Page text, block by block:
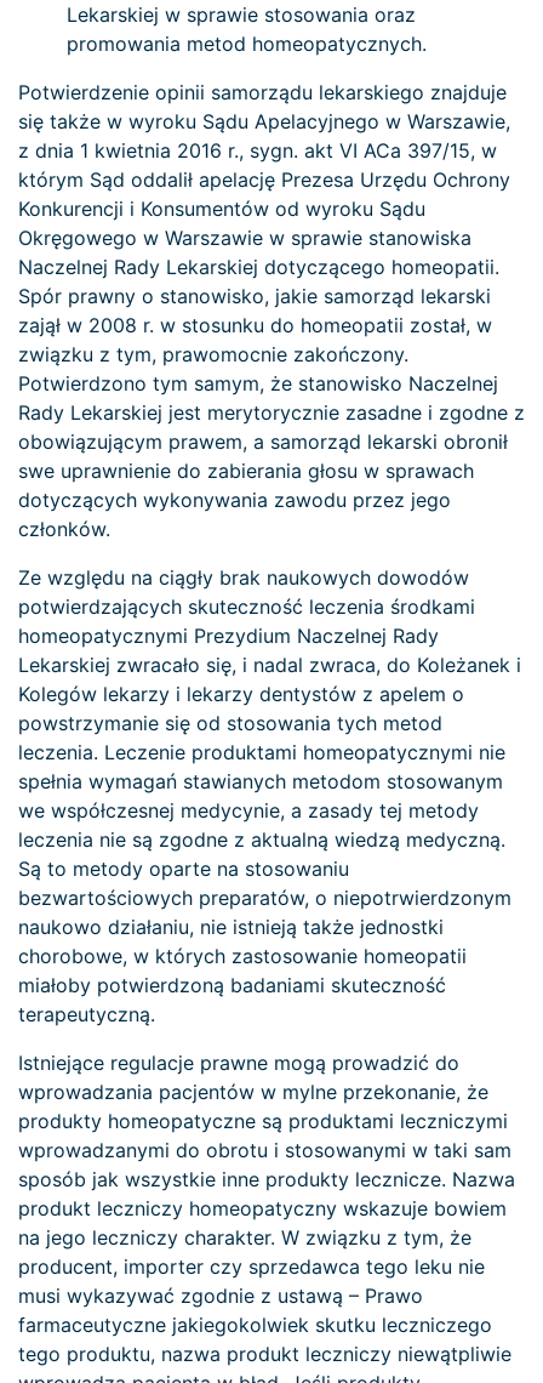
Lekarskiej w sprawie stosowania oraz
promowania metod homeopatycznych.
Potwierdzenie opinii samorządu lekarskiego znajduje
się także w wyroku Sądu Apelacyjnego w Warszawie,
z dnia 1 kwietnia 2016 r., sygn. akt VI ACa 397/15, w
którym Sąd oddalił apelację Prezesa Urzędu Ochrony
Konkurencji i Konsumentów od wyroku Sądu
Okręgowego w Warszawie w sprawie stanowiska
Naczelnej Rady Lekarskiej dotyczącego homeopatii.
Spór prawny o stanowisko, jakie samorząd lekarski
zajął w 2008 r. w stosunku do homeopatii został, w
związku z tym, prawomocnie zakończony.
Potwierdzono tym samym, że stanowisko Naczelnej
Rady Lekarskiej jest merytorycznie zasadne i zgodne z
obowiązującym prawem, a samorząd lekarski obronił
swe uprawnienie do zabierania głosu w sprawach
dotyczących wykonywania zawodu przez jego
członków.
Ze względu na ciągły brak naukowych dowodów
potwierdzających skuteczność leczenia środkami
homeopatycznymi Prezydium Naczelnej Rady
Lekarskiej zwracało się, i nadal zwraca, do Koleżanek i
Kolegów lekarzy i lekarzy dentystów z apelem o
powstrzymanie się od stosowania tych metod
leczenia. Leczenie produktami homeopatycznymi nie
spełnia wymagań stawianych metodom stosowanym
we współczesnej medycynie, a zasady tej metody
leczenia nie są zgodne z aktualną wiedzą medyczną.
Są to metody oparte na stosowaniu
bezwartościowych preparatów, o niepotrwierdzonym
naukowo działaniu, nie istnieją także jednostki
chorobowe, w których zastosowanie homeopatii
miałoby potwierdzoną badaniami skuteczność
terapeutyczną.
Istniejące regulacje prawne mogą prowadzić do
wprowadzania pacjentów w mylne przekonanie, że
produkty homeopatyczne są produktami leczniczymi
wprowadzanymi do obrotu i stosowanymi w taki sam
sposób jak wszystkie inne produkty lecznicze. Nazwa
produkt leczniczy homeopatyczny wskazuje bowiem
na jego leczniczy charakter. W związku z tym, że
producent, importer czy sprzedawca tego leku nie
musi wykazywać zgodnie z ustawą – Prawo
farmaceutyczne jakiegokolwiek skutku leczniczego
tego produktu, nazwa produkt leczniczy niewątpliwie